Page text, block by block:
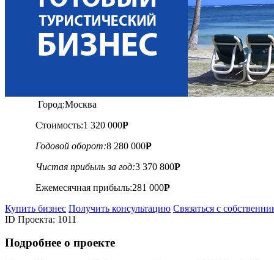
Город:Москва
Стоимость:1 320 000Р
Годовой оборот:8 280 000Р
Чистая прибыль за год:3 370 800Р
Ежемесячная прибыль:281 000Р
Купить бизнес Получить консультацию Связаться с
ID Проекта: 1011
Подробнее о проектe